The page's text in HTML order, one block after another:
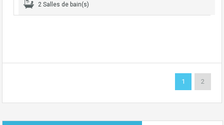
2 Salles de bain(s)
1 2